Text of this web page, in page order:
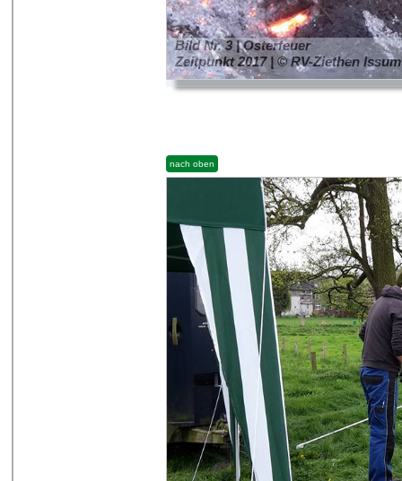
Bild Nr. 3 | Osterfeuer
Zeitpunkt 2017 | © RV-Ziethen Issum
nach oben